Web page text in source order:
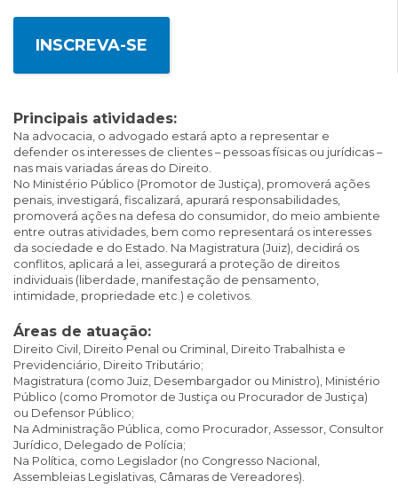
INSCREVA-SE
Principais atividades:
Na advocacia, o advogado estará apto a representar e
defender os interesses de clientes – pessoas físicas ou jurídicas –
nas mais variadas áreas do Direito.
No Ministério Público (Promotor de Justiça), promoverá ações
penais, investigará, fiscalizará, apurará responsabilidades,
promoverá ações na defesa do consumidor, do meio ambiente
entre outras atividades, bem como representará os interesses
da sociedade e do Estado. Na Magistratura (Juiz), decidirá os
conflitos, aplicará a lei, assegurará a proteção de direitos
individuais (liberdade, manifestação de pensamento,
intimidade, propriedade etc.) e coletivos.
Áreas de atuação:
Direito Civil, Direito Penal ou Criminal, Direito Trabalhista e
Previdenciário, Direito Tributário;
Magistratura (como Juiz, Desembargador ou Ministro), Ministério
Público (como Promotor de Justiça ou Procurador de Justiça)
ou Defensor Público;
Na Administração Pública, como Procurador, Assessor, Consultor
Jurídico, Delegado de Polícia;
Na Política, como Legislador (no Congresso Nacional,
Assembleias Legislativas, Câmaras de Vereadores).